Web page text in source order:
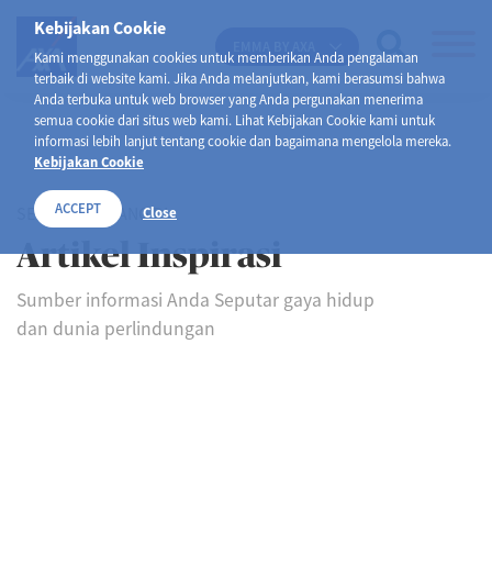
Kebijakan Cookie
Kami menggunakan cookies untuk memberikan Anda pengalaman
terbaik di website kami. Jika Anda melanjutkan, kami berasumsi bahwa
Anda terbuka untuk web browser yang Anda pergunakan menerima
semua cookie dari situs web kami. Lihat Kebijakan Cookie kami untuk
informasi lebih lanjut tentang cookie dan bagaimana mengelola mereka.
Kebijakan Cookie
ACCEPT Close
SELAMAT DATANG DI
Artikel Inspirasi
Sumber informasi Anda Seputar gaya hidup
dan dunia perlindungan